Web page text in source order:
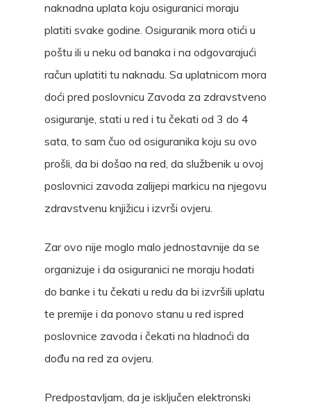
naknadna uplata koju osiguranici moraju
platiti svake godine. Osiguranik mora otići u
poštu ili u neku od banaka i na odgovarajući
račun uplatiti tu naknadu. Sa uplatnicom mora
doći pred poslovnicu Zavoda za zdravstveno
osiguranje, stati u red i tu čekati od 3 do 4
sata, to sam čuo od osiguranika koju su ovo
prošli, da bi došao na red, da službenik u ovoj
poslovnici zavoda zalijepi markicu na njegovu
zdravstvenu knjižicu i izvrši ovjeru.
Zar ovo nije moglo malo jednostavnije da se
organizuje i da osiguranici ne moraju hodati
do banke i tu čekati u redu da bi izvršili uplatu
te premije i da ponovo stanu u red ispred
poslovnice zavoda i čekati na hladnoći da
dođu na red za ovjeru.
Predpostavljam, da je isključen elektronski